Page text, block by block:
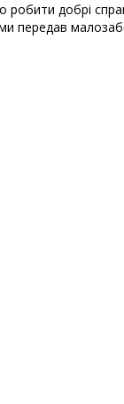
робити добрі
передав